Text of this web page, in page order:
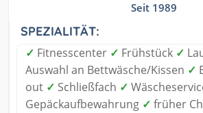
Seit 1989
SPEZIALITÄT:
✓ Fitnesscenter ✓ Frühstück ✓
Auswahl an Bettwäsche/Kissen ✓
out ✓ Schließfach ✓
Gepäckaufbewahrung ✓ früher